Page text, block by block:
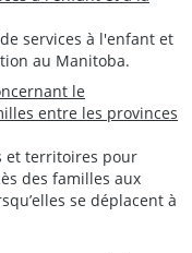
services à l'enfant et
au Manitoba.
le
entre les provinces
et territoires pour
des familles aux
se déplacent à